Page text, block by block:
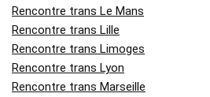
Rencontre trans Le Mans
Rencontre trans Lille
Rencontre trans Limoges
Rencontre trans Lyon
Rencontre trans Marseille